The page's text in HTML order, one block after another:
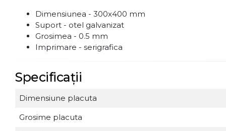
Dimensiunea - 300x400 mm
Suport - otel galvanizat
Grosimea - 0.5 mm
Imprimare - serigrafica
Specificații
Dimensiune placuta
Grosime placuta